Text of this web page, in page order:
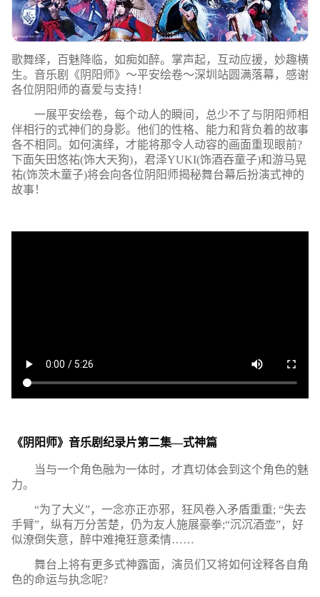
歌舞绎，百魅降临，如痴如醉。掌声起，互动应援，妙趣横
生。音乐剧《阴阳师》～平安绘卷～深圳站圆满落幕，感谢
各位阴阳师的喜爱与支持！
一展平安绘卷，每个动人的瞬间，总少不了与阴阳师相
伴相行的式神们的身影。他们的性格、能力和背负着的故事
各不相同。如何演绎，才能将那令人动容的画面重现眼前?
下面矢田悠祐(饰大天狗)，君泽YUKI(饰酒吞童子)和游马晃
祐(饰茨木童子)将会向各位阴阳师揭秘舞台幕后扮演式神的
故事！
《阴阳师》音乐剧纪录片第二集—式神篇
当与一个角色融为一体时，才真切体会到这个角色的魅
力。
“为了大义”，一念亦正亦邪，狂风卷入矛盾重重; “失去
手臂”，纵有万分苦楚，仍为友人施展豪拳;“沉沉酒壶”，好
似潦倒失意，醉中难掩狂意柔情……
舞台上将有更多式神露面，演员们又将如何诠释各自角
色的命运与执念呢?